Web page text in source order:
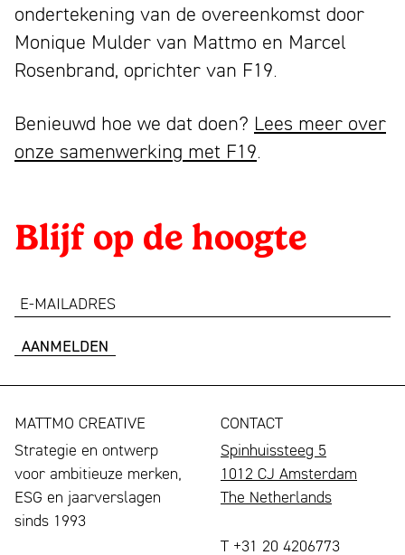
ondertekening van de overeenkomst door
Monique Mulder van Mattmo en Marcel
Rosenbrand, oprichter van F19.
Benieuwd hoe we dat doen? Lees meer over
onze samenwerking met F19.
Blijf op de hoogte
e-
MATTMO CREATIVE
Strategie en ontwerp
voor ambitieuze merken,
ESG en jaarverslagen
sinds 1993
CONTACT
Spinhuissteeg 5
1012 CJ Amsterdam
The Netherlands
T +31 20 4206773